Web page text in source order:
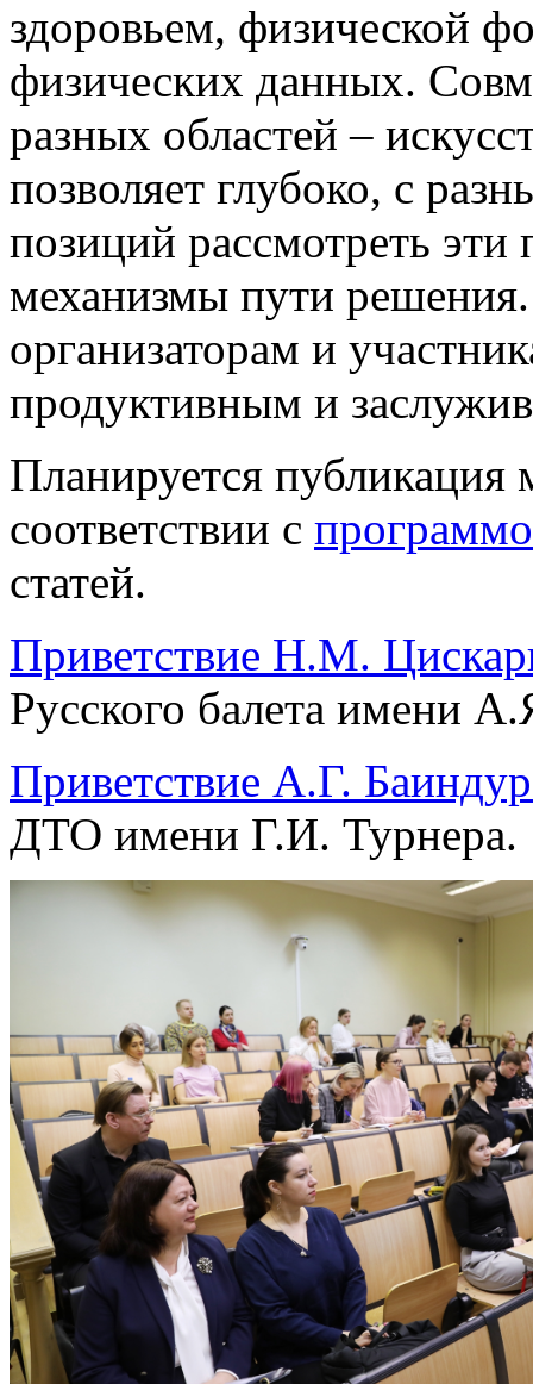
здоровьем, физической
физических данных.
разных областей –
позволяет глубоко, с
позиций рассмотреть
механизмы пути решения.
организаторам и
продуктивным и
Планируется публикация
соответствии с
статей.
Приветствие Н.М.
Русского балета имени
Приветствие А.Г.
ДТО имени Г.И. Турнера.